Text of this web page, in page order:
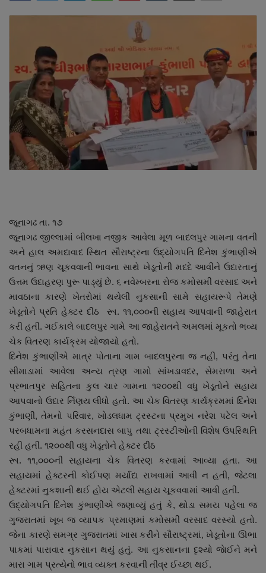
Dipotsav Special
આંતરરાષ્ટ્રીય
રાષ્ટ્રીય
ગુજરાત
Support US
બજારના સમાચાર
નાણાંકીય સમાચાર
સ્થાનિક સમાચાર
સ્પોર્ટ્સ
રાશિફળ
ગુનાખોરી
બોલિવૂડ
સ્વાસ્થ્ય
જૂનાગઢ તા. ૧૭
જૂનાગઢ જીલ્લામાં બીલખા નજીક આવેલા મૂળ બાદલપુર ગામના વતની
અને હાલ અમદાવાદ સ્થિત સૌરાષ્ટ્રના ઉદ્યોગપતિ દિનેશ કુંભાણીએ
વતનનું ઋણ ચૂકવવાની ભાવના સાથે ખેડૂતોની મદદે આવીને ઉદારતાનું
ઉત્તમ ઉદાહરણ પુરૂ પાડ્યું છે. ૬ નવેમ્બરના રોજ કમોસમી વરસાદ અને
માવઠાના કારણે ખેતરોમાં થયેલી નુકસાની સામે સહાયરૂપે તેમણે
ખેડૂતોને પ્રતિ હેક્ટર દીઠ રૂા. ૧૧,૦૦૦ની સહાય આપવાની જાહેરાત
કરી હતી. ગઈકાલે બાદલપુર ગામે આ જાહેરાતને અમલમાં મૂકતો ભવ્ય
ચેક વિતરણ કાર્યક્રમ યોજાયો હતો.
દિનેશ કુંભાણીએ માત્ર પોતાના ગામ બાદલપુરના જ નહીં, પરંતુ તેના
સીમાડામાં આવેલા અન્ય ત્રણ ગામો સાંખડાવદર, સેમરાળા અને
પ્રભાતપુર સહિતના કુલ ચાર ગામના ૧૨૦૦થી વધુ ખેડૂતોને સહાય
આપવાનો ઉદાર ર્નિણય લીધો હતો. આ ચેક વિતરણ કાર્યક્રમમાં દિનેશ
કુંભાણી, તેમનો પરિવાર, ખોડલધામ ટ્રસ્ટના પ્રમુખ નરેશ પટેલ અને
પરબધામના મહંત કરસનદાસ બાપુ તથા ટ્રસ્ટીઓની વિશેષ ઉપસ્થિતિ
રહી હતી. ૧૨૦૦થી વધુ ખેડૂતોને હેક્ટર દીઠ
રૂા. ૧૧,૦૦૦ની સહાયના ચેક વિતરણ કરવામાં આવ્યા હતા. આ
સહાયમાં હેક્ટરની કોઈપણ મર્યાદા રાખવામાં આવી ન હતી, જેટલા
હેક્ટરમાં નુકશાની થઈ હોય એટલી સહાય ચૂકવવામાં આવી હતી.
ઉદ્યોગપતિ દિનેશ કુંભાણીએ જણાવ્યું હતું કે, થોડા સમય પહેલા જ
ગુજરાતમાં ખૂબ જ વ્યાપક પ્રમાણમાં કમોસમી વરસાદ વરસ્યો હતો.
જેના કારણે સમગ્ર ગુજરાતમાં ખાસ કરીને સૌરાષ્ટ્રમાં, ખેડૂતોના ઊભા
પાકમાં પારાવાર નુકસાન થયું હતું. આ નુકસાનના દૃશ્યો જાેઈને મને
મારા ગામ પ્રત્યેનો ભાવ વ્યક્ત કરવાની તીવ્ર ઈચ્છા થઈ.